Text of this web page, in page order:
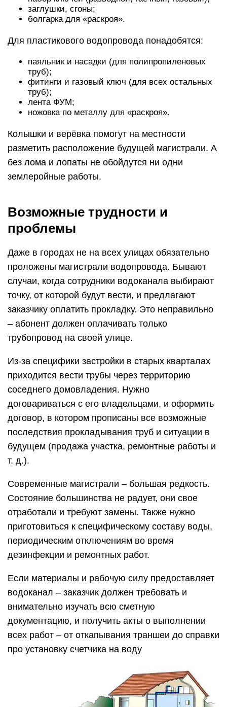
заглушки, сгоны;
болгарка для «раскроя».
Для пластикового водопровода понадобятся:
паяльник и насадки (для полипропиленовых
труб);
фитинги и газовый ключ (для всех остальных
труб);
лента ФУМ;
ножовка по металлу для «раскроя».
Колышки и верёвка помогут на местности
разметить расположение будущей магистрали. А
без лома и лопаты не обойдутся ни одни
землеройные работы.
Возможные трудности и
проблемы
Даже в городах не на всех улицах обязательно
проложены магистрали водопровода. Бывают
случаи, когда сотрудники водоканала выбирают
точку, от которой будут вести, и предлагают
заказчику оплатить прокладку. Это неправильно
– абонент должен оплачивать только
трубопровод на своей улице.
Из-за специфики застройки в старых кварталах
приходится вести трубы через территорию
соседнего домовладения. Нужно
договариваться с его владельцами, и оформить
договор, в котором прописаны все возможные
последствия прокладывания труб и ситуации в
будущем (продажа участка, ремонтные работы и
т. д.).
Современные магистрали – большая редкость.
Состояние большинства не радует, они свое
отработали и требуют замены. Также нужно
приготовиться к специфическому составу воды,
периодическим отключениям во время
дезинфекции и ремонтных работ.
Если материалы и рабочую силу предоставляет
водоканал – заказчик должен требовать и
внимательно изучать всю сметную
документацию, и получить акты о выполнении
всех работ – от откапывания траншеи до справки
про установку счетчика на воду